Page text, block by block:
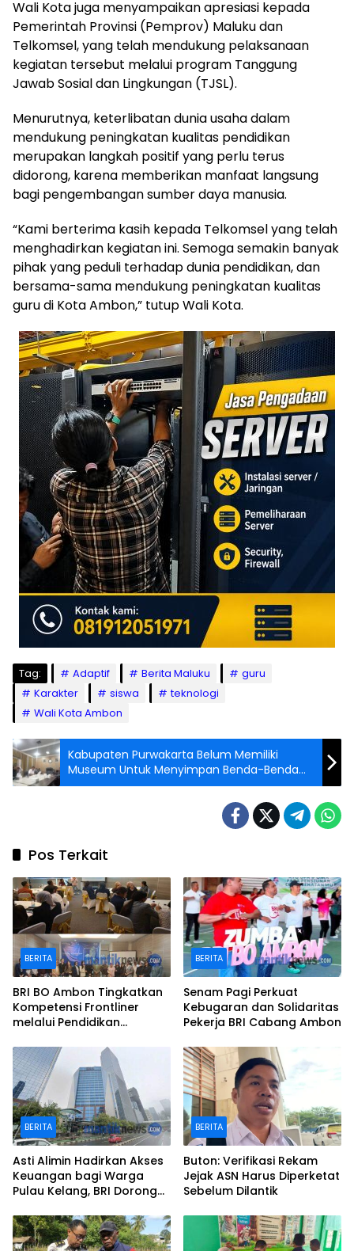
Wali Kota juga menyampaikan apresiasi kepada
Pemerintah Provinsi (Pemprov) Maluku dan
Telkomsel, yang telah mendukung pelaksanaan
kegiatan tersebut melalui program Tanggung
Jawab Sosial dan Lingkungan (TJSL).
Menurutnya, keterlibatan dunia usaha dalam
mendukung peningkatan kualitas pendidikan
merupakan langkah positif yang perlu terus
didorong, karena memberikan manfaat langsung
bagi pengembangan sumber daya manusia.
“Kami berterima kasih kepada Telkomsel yang telah
menghadirkan kegiatan ini. Semoga semakin banyak
pihak yang peduli terhadap dunia pendidikan, dan
bersama-sama mendukung peningkatan kualitas
guru di Kota Ambon,” tutup Wali Kota.
Tag: Adaptif Berita Maluku
guru
Karakter
siswa
teknologi
Wali Kota Ambon
Kabupaten Purwakarta Belum Memiliki
Museum Untuk Menyimpan Benda-Benda
Kepurbakalaan
Pos Terkait
BERITA
BRI BO Ambon Tingkatkan
Kompetensi Frontliner
melalui Pendidikan
BERITA
Senam Pagi Perkuat
Kebugaran dan Solidaritas
Pekerja BRI Cabang Ambon
BERITA
Asti Alimin Hadirkan Akses
Keuangan bagi Warga
Pulau Kelang, BRI Dorong
Kepulauan
BERITA
Buton: Verifikasi Rekam
Jejak ASN Harus Diperketat
Sebelum Dilantik